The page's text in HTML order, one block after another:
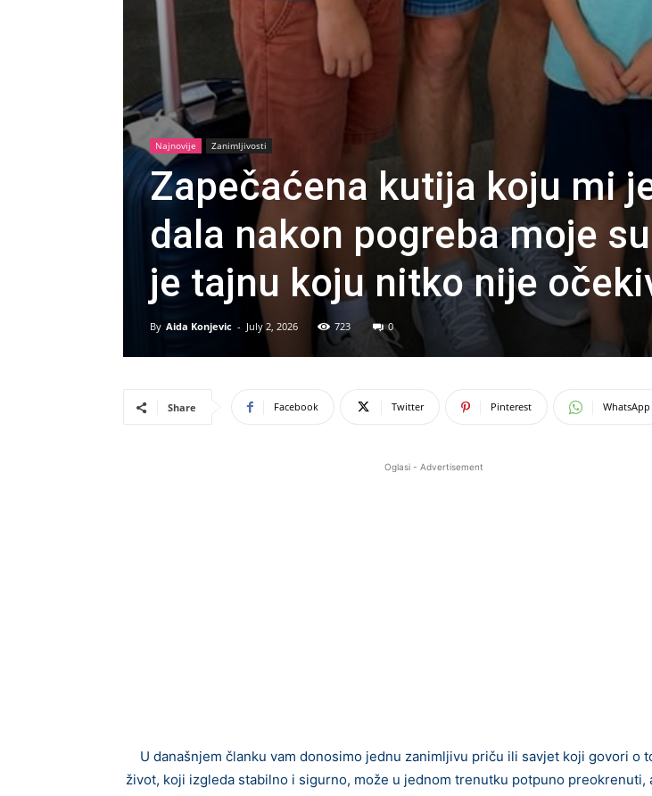
Najnovije Zanimljivosti
Zapečaćena kutija koju mi
dala nakon pogreba moje
je tajnu koju nitko nije
By Aida Konjevic - July 2, 2026 723 0
Share Facebook Twitter Pinterest WhatsApp
Oglasi - Advertisement
U današnjem članku vam donosimo jednu zanimljivu priču ili savjet koji govori o
život, koji izgleda stabilno i sigurno, može u jednom trenutku potpuno preokrenuti,